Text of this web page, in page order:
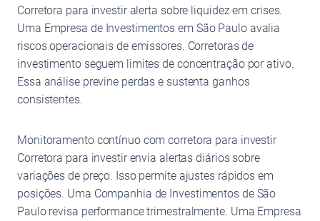
Corretora para investir alerta sobre liquidez em crises.
Uma Empresa de Investimentos em São Paulo avalia
riscos operacionais de emissores. Corretoras de
investimento seguem limites de concentração por ativo.
Essa análise previne perdas e sustenta ganhos
consistentes.
Monitoramento contínuo com corretora para investir
Corretora para investir envia alertas diários sobre
variações de preço. Isso permite ajustes rápidos em
posições. Uma Companhia de Investimentos de São
Paulo revisa performance trimestralmente. Uma Empresa